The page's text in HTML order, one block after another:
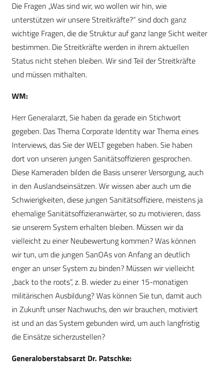
Die Fragen „Was sind wir, wo wollen wir hin, wie
unterstützen wir unsere Streitkräfte?“ sind doch ganz
wichtige Fragen, die die Struktur auf ganz lange Sicht weiter
bestimmen. Die Streitkräfte werden in ihrem aktuellen
Status nicht stehen bleiben. Wir sind Teil der Streitkräfte
und müssen mithalten.
WM:
Herr Generalarzt, Sie haben da gerade ein Stichwort
gegeben. Das Thema Corporate Identity war Thema eines
Interviews, das Sie der WELT gegeben haben. Sie haben
dort von unseren jungen Sanitätsoffizieren gesprochen.
Diese Kameraden bilden die Basis unserer Versorgung, auch
in den Auslandseinsätzen. Wir wissen aber auch um die
Schwierigkeiten, diese jungen Sanitätsoffiziere, meistens ja
ehemalige Sanitätsoffizieranwärter, so zu motivieren, dass
sie unserem System erhalten bleiben. Müssen wir da
vielleicht zu einer Neubewertung kommen? Was können
wir tun, um die jungen SanOAs von Anfang an deutlich
enger an unser System zu binden? Müssen wir vielleicht
„back to the roots“, z. B. wieder zu einer 15-monatigen
militärischen Ausbildung? Was können Sie tun, damit auch
in Zukunft unser Nachwuchs, den wir brauchen, motiviert
ist und an das System gebunden wird, um auch langfristig
die Einsätze sicherzustellen?
Generaloberstabsarzt Dr. Patschke: